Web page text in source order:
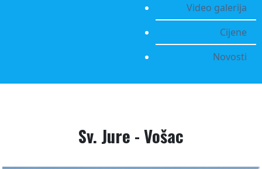
Video galerija
Cijene
Novosti
Sv. Jure - Vošac